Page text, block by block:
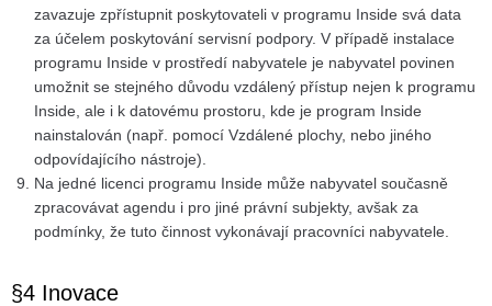
zavazuje zpřístupnit poskytovateli v programu Inside svá data
za účelem poskytování servisní podpory. V případě instalace
programu Inside v prostředí nabyvatele je nabyvatel povinen
umožnit se stejného důvodu vzdálený přístup nejen k programu
Inside, ale i k datovému prostoru, kde je program Inside
nainstalován (např. pomocí Vzdálené plochy, nebo jiného
odpovídajícího nástroje).
Na jedné licenci programu Inside může nabyvatel současně
zpracovávat agendu i pro jiné právní subjekty, avšak za
podmínky, že tuto činnost vykonávají pracovníci nabyvatele.
§4 Inovace